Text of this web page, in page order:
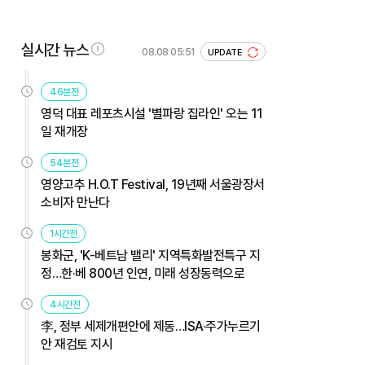
실시간 뉴스 08.08 05:51 UPDATE
46분전
영덕 대표 레포츠시설 '별파랑 집라인' 오는 11
일 재개장
54분전
영양고추 H.O.T Festival, 19년째 서울광장서
소비자 만난다
1시간전
봉화군, 'K-베트남 밸리' 지역특화발전특구 지
정…한·베 800년 인연, 미래 성장동력으로
4시간전
李, 정부 세제개편안에 제동…ISA·주가누르기
안 재검토 지시